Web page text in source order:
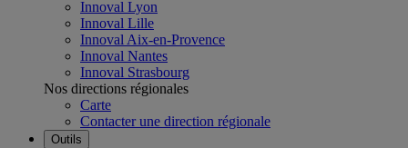
Innoval Lyon
Innoval Lille
Innoval Aix-en-Provence
Innoval Nantes
Innoval Strasbourg
Nos directions régionales
Carte
Contacter une direction régionale
Outils